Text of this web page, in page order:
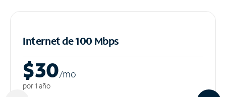
Internet de 100 Mbps
$30/mo
por 1 año